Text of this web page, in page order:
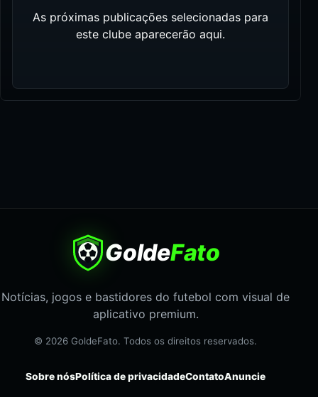
As próximas publicações selecionadas para
este clube aparecerão aqui.
GoldeFato
Notícias, jogos e bastidores do futebol com visual de
aplicativo premium.
© 2026 GoldeFato. Todos os direitos reservados.
Sobre nósPolítica de privacidadeContatoAnuncie